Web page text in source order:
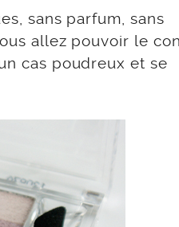
sans parfum, sans
allez pouvoir le
cas poudreux et se